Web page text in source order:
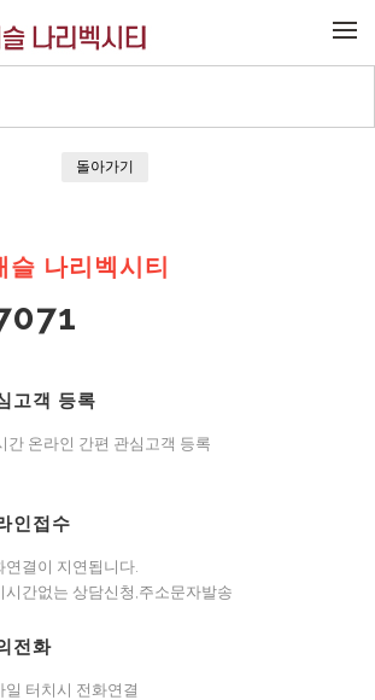
돌아가기
슬 나리벡시티
고객 등록
간 온라인 간편 관심고객 등록
인접수
연결이 지연됩니다.
시간없는 상담신청,주소문자발송
전화
일 터치시 전화연결